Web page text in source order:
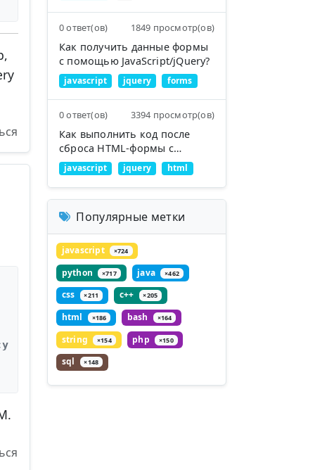
0 ответ(ов) 1849 просмотр(ов)
Как получить данные формы
с помощью JavaScript/jQuery?
javascript jquery forms
0 ответ(ов) 3394 просмотр(ов)
Как выполнить код после
сброса HTML-формы с
помощью jQuery?
javascript jquery html
Популярные метки
javascript ×724
python ×717 java ×462
css ×211 c++ ×205
html ×186 bash ×164
string ×154 php ×150
sql ×148